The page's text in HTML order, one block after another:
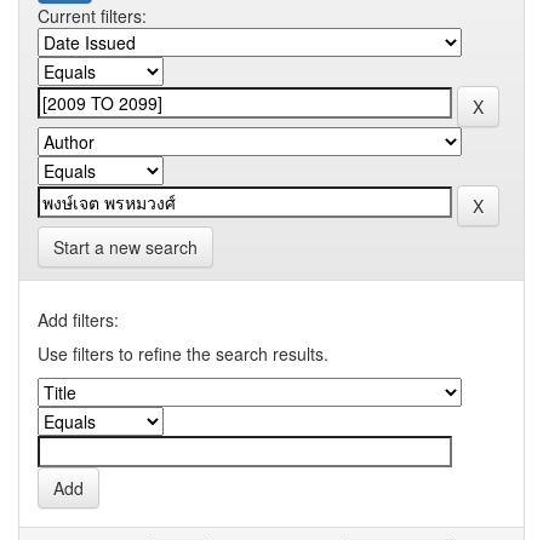
Current filters:
Start a new search
Add filters:
Use filters to refine the search results.